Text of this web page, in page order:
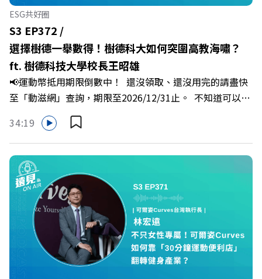
代，也能幫自己打造不被成敗輕易定義的強韌自我。 🔺 職
場衝突與霸凌從何而來？🔺 如何用「冰山對話」看穿主管
焦慮，將對立化為合作？🔺 怎麼做到「好奇少一點、批判
少一點」？🔺 面對AI時代的職涯焦慮，如何把自我價值打
分權拿回手裡？ +++++📓《透視職場冰山》新書介紹
>>>https://bookzone.cwgv.com.tw/book/BWL108🎂歡
慶遠見40歲生日！手速搶下破天荒的獨家優惠
>>>https://gvmkt.pse.is/9e5pbz✨關注《遠見》更多的社
群：LINE：https://reurl.cc/A4ELQpIG：
Powered by Firstory Hosting
ESG共好圈
S3 EP372 /
選擇樹德一舉數得！樹德科大如何突圍高教海嘯？
ft. 樹德科技大學校長王昭雄
📢運動幣抵用期限倒數中！ 還沒領取、還沒用完的請盡快
至「動滋網」查詢，期限至2026/12/31止。 不知道可以在
哪裡使用嗎？ 上「動滋網」【合作店家】專區，全台五千
多家合作業者任你選，馬上來找適用地點！ ➡️
https://fstry.pse.is/9epct2 —— 以上為 FMTaiwan 與
Firstory Podcast 廣告 —— 在少子化浪潮、私校面臨退場
海嘯的嚴峻考驗下，南台灣的技職學校該如何轉型突圍？
本集《遠見ON AIR》邀請到樹德科技大學校長王昭雄，帶
你解析樹德科大如何打造出兼顧學校永續發展與地方創生的
技職教育新典範！ 🔺如何從「傳統私校」轉型為「產學無
縫接軌者」？ 🔺AI如何深度賦能設計與人文學科學群？ 🔺
首創「菲律賓半導體專班」！驚豔科技界的國際精準育才
🔺一舉拿下4大USR專案！深耕地方的溫暖社會責任平台 主
34:19